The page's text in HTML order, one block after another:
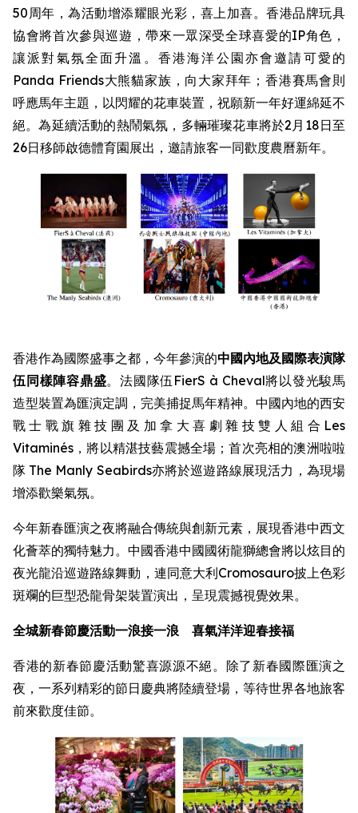
50周年，為活動增添耀眼光彩，喜上加喜。香港品牌玩具
協會將首次參與巡遊，帶來一眾深受全球喜愛的IP角色，
讓派對氣氛全面升溫。香港海洋公園亦會邀請可愛的
Panda Friends大熊貓家族，向大家拜年；香港賽馬會則
呼應馬年主題，以閃耀的花車裝置，祝願新一年好運綿延不
絕。為延續活動的熱鬧氣氛，多輛璀璨花車將於2月18日至
26日移師啟德體育園展出，邀請旅客一同歡度農曆新年。
香港作為國際盛事之都，今年參演的中國內地及國際表演隊
伍同樣陣容鼎盛。法國隊伍FierS à Cheval將以發光駿馬
造型裝置為匯演定調，完美捕捉馬年精神。中國內地的西安
戰士戰旗雜技團及加拿大喜劇雜技雙人組合Les
Vitaminés，將以精湛技藝震撼全場；首次亮相的澳洲啦啦
隊 The Manly Seabirds亦將於巡遊路線展現活力，為現場
增添歡樂氣氛。
今年新春匯演之夜將融合傳統與創新元素，展現香港中西文
化薈萃的獨特魅力。中國香港中國國術龍獅總會將以炫目的
夜光龍沿巡遊路線舞動，連同意大利Cromosauro披上色彩
斑斕的巨型恐龍骨架裝置演出，呈現震撼視覺效果。
全城新春節慶活動一浪接一浪 喜氣洋洋迎春接福
香港的新春節慶活動驚喜源源不絕。除了新春國際匯演之
夜，一系列精彩的節日慶典將陸續登場，等待世界各地旅客
前來歡度佳節。